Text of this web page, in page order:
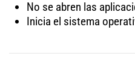
No se abren las
Inicia el sistema